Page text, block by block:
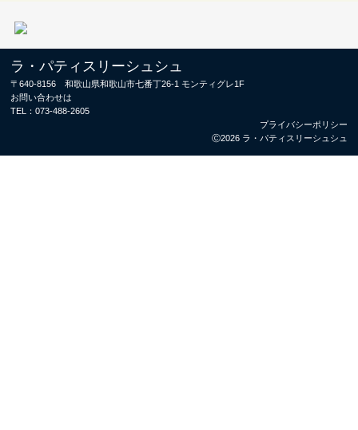
ラ・パティスリーシュシュ
〒640-8156 和歌山県和歌山市七番丁26-1 モンティグレ1F
お問い合わせは
TEL：073-488-2605
プライバシーポリシー
Ⓒ2026 ラ・パティスリーシュシュ